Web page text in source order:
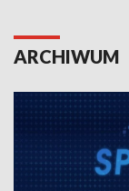
ARCHIWUM